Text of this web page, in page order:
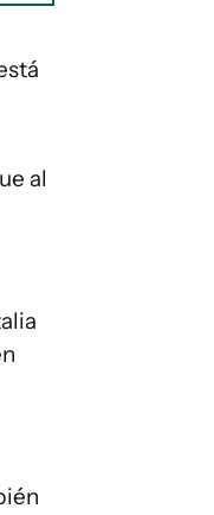
al